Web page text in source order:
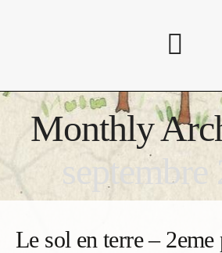
Accueil
Le Blog
Planning
Monthly
septembre
Le sol en terre – 2eme